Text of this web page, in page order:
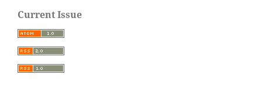
Current Issue